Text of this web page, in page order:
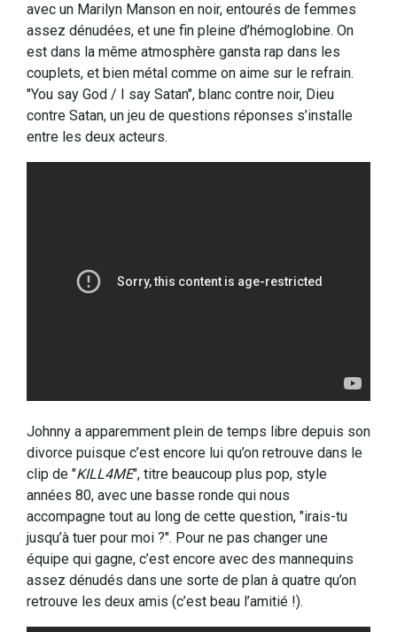
avec un Marilyn Manson en noir, entourés de femmes
assez dénudées, et une fin pleine d’hémoglobine. On
est dans la même atmosphère gansta rap dans les
couplets, et bien métal comme on aime sur le refrain.
"You say God / I say Satan", blanc contre noir, Dieu
contre Satan, un jeu de questions réponses s’installe
entre les deux acteurs.
Johnny a apparemment plein de temps libre depuis son
divorce puisque c’est encore lui qu’on retrouve dans le
clip de "KILL4ME", titre beaucoup plus pop, style
années 80, avec une basse ronde qui nous
accompagne tout au long de cette question, "irais-tu
jusqu’à tuer pour moi ?". Pour ne pas changer une
équipe qui gagne, c’est encore avec des mannequins
assez dénudés dans une sorte de plan à quatre qu’on
retrouve les deux amis (c’est beau l’amitié !).